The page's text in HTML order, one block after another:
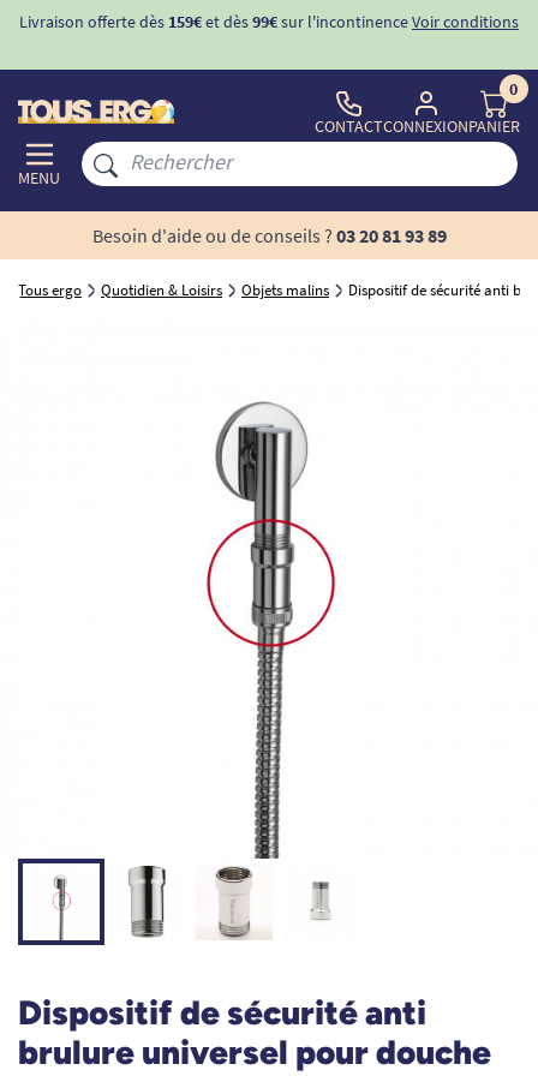
Livraison offerte dès 159€et dès99€sur l'incontinenceVoir conditions
MENU
CONTACTCONNEXION
0
PANIER
Besoin d'aide ou de conseils ? 03 20 81 93 89
Tous ergo Quotidien & Loisirs Objets malins Dispositif de sécurité anti
Dispositif de sécurité anti
brulure universel pour douche